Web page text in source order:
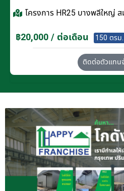
โครงการ HR25 บางพลีใหญ่
฿20,000 / ต่อเดือน 150 ตรม.
ติดต่อตัวแทน